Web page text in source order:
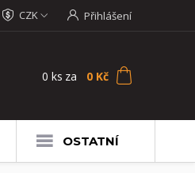
CZK Přihlášení
0 ks za 0 Kč
OSTATNÍ